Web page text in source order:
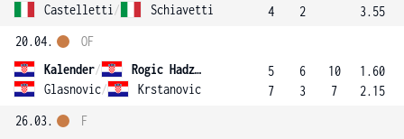
Castelletti / Schiavetti
4
2
3.55
20.04.
Kalender/
Rogic Hadzalic
Glasnovic/ Krstanovic
OF
5
7
6
3
10
7
1.60
2.15
26.03.
F